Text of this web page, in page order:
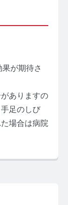
が期待さ
ありますの
足のしび
場合は病院